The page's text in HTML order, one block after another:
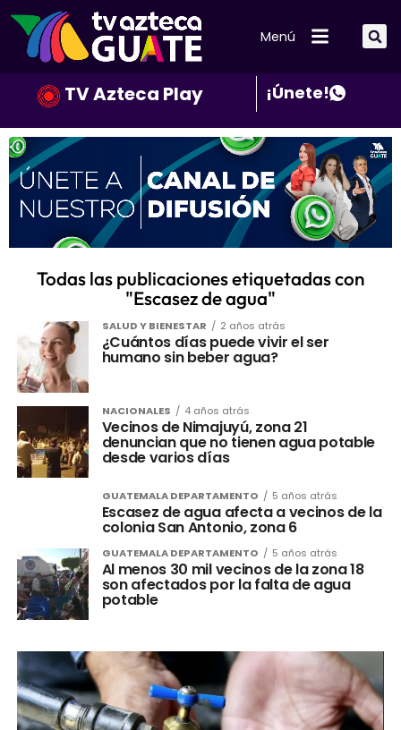
Menú
TV Azteca Play ¡Únete!
Todas las publicaciones etiquetadas con
"Escasez de agua"
SALUD Y BIENESTAR 2 años atrás
¿Cuántos días puede vivir el ser
humano sin beber agua?
NACIONALES 4 años atrás
Vecinos de Nimajuyú, zona 21
denuncian que no tienen agua potable
desde varios días
GUATEMALA DEPARTAMENTO 5 años atrás
Escasez de agua afecta a vecinos de la
colonia San Antonio, zona 6
GUATEMALA DEPARTAMENTO 5 años atrás
Al menos 30 mil vecinos de la zona 18
son afectados por la falta de agua
potable